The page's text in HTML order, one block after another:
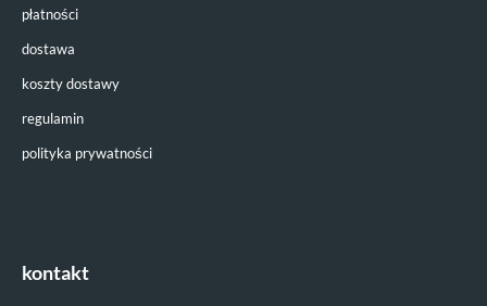
płatności
dostawa
koszty dostawy
regulamin
polityka prywatności
kontakt